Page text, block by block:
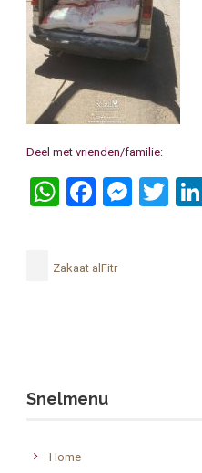
Deel met vrienden/familie:
WhatsApp
Zakaat alFitr
Snelmenu
Home